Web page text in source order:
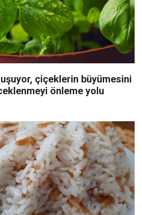
çiçeklerin büyümesini
önleme yolu